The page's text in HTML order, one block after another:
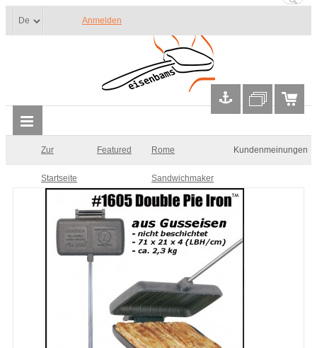
Anmelden
Zur
Startseite
Featured Rome
Sandwichmaker
Double Pie Iron
#1605
Kundenmeinungen